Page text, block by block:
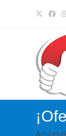
Aquí es